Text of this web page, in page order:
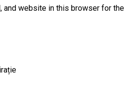
and website in this browser for the